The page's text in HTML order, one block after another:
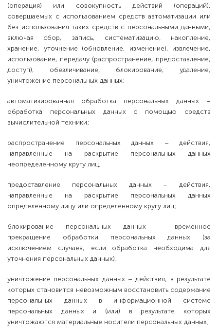
(операция) или совокупность действий (операций),
совершаемых с использованием средств автоматизации или
без использования таких средств с персональными данными,
включая сбор, запись, систематизацию, накопление,
хранение, уточнение (обновление, изменение), извлечение,
использование, передачу (распространение, предоставление,
доступ), обезличивание, блокирование, удаление,
уничтожение персональных данных;
автоматизированная обработка персональных данных –
обработка персональных данных с помощью средств
вычислительной техники;
распространение персональных данных – действия,
направленные на раскрытие персональных данных
неопределенному кругу лиц;
предоставление персональных данных – действия,
направленные на раскрытие персональных данных
определенному лицу или определенному кругу лиц;
блокирование персональных данных – временное
прекращение обработки персональных данных (за
исключением случаев, если обработка необходима для
уточнения персональных данных);
уничтожение персональных данных – действия, в результате
которых становится невозможным восстановить содержание
персональных данных в информационной системе
персональных данных и (или) в результате которых
уничтожаются материальные носители персональных данных;